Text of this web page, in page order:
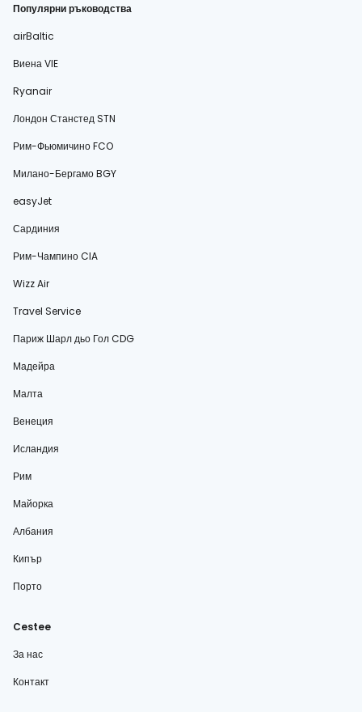
Популярни ръководства
airBaltic
Виена VIE
Ryanair
Лондон Станстед STN
Рим-Фьюмичино FCO
Милано-Бергамо BGY
easyJet
Сардиния
Рим-Чампино CIA
Wizz Air
Travel Service
Париж Шарл дьо Гол CDG
Мадейра
Малта
Венеция
Исландия
Рим
Майорка
Албания
Кипър
Порто
Cestee
За нас
Контакт